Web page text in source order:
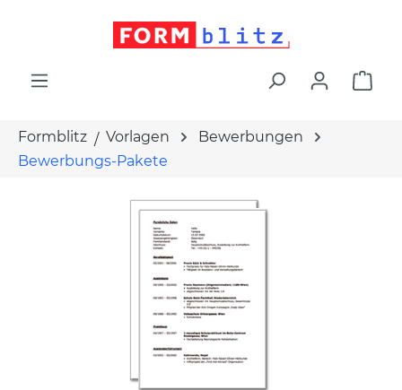
Formblitz Vorlagen
Bewerbungen
Bewerbungs-Pakete